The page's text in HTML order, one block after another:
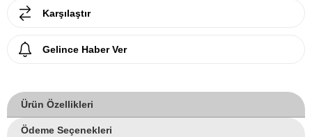
Karşılaştır
Gelince Haber Ver
Ürün Özellikleri
Ödeme Seçenekleri